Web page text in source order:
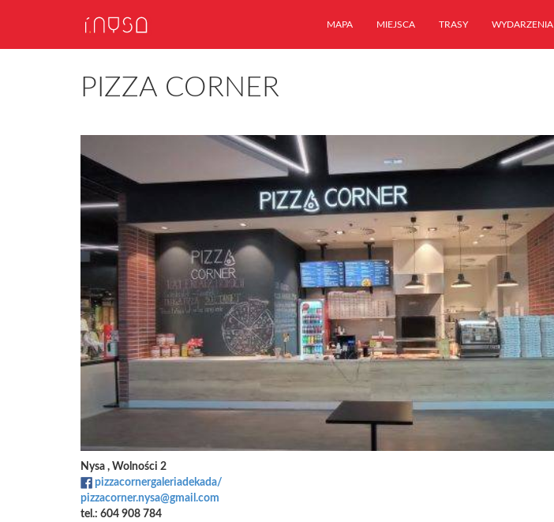
MAPA MIEJSCA TRASY WYDARZENIA
PIZZA CORNER
Nysa , Wolności 2
pizzacornergaleriadekada/
pizzacorner.nysa@gmail.com
tel.: 604 908 784